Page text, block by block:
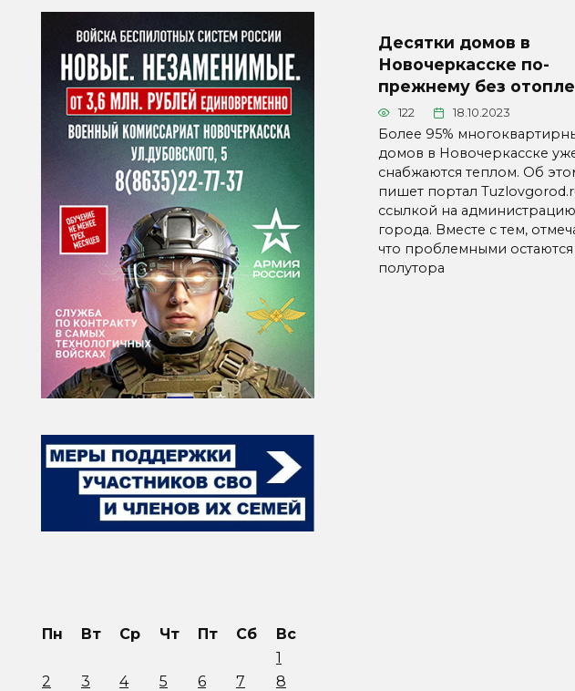
Десятки домов в
Новочеркасске по-
прежнему без
122 18.10.2023
Более 95%
домов в Новочеркасске
снабжаются теплом. Об
пишет портал
ссылкой на администрацию
города. Вместе с тем,
что проблемными
полутора
Пн Вт Ср Чт Пт Сб
Вс
1
2
3 4 5 6 7
8